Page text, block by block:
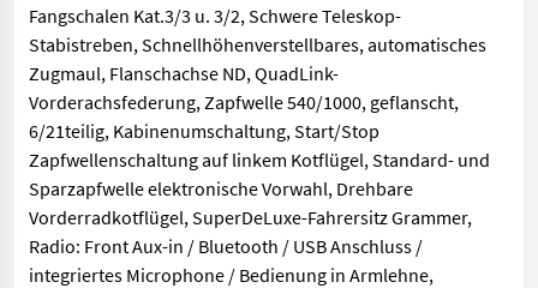
Fangschalen Kat.3/3 u. 3/2, Schwere Teleskop-
Stabistreben, Schnellhöhenverstellbares, automatisches
Zugmaul, Flanschachse ND, QuadLink-
Vorderachsfederung, Zapfwelle 540/1000, geflanscht,
6/21teilig, Kabinenumschaltung, Start/Stop
Zapfwellenschaltung auf linkem Kotflügel, Standard- und
Sparzapfwelle elektronische Vorwahl, Drehbare
Vorderradkotflügel, SuperDeLuxe-Fahrersitz Grammer,
Radio: Front Aux-in / Bluetooth / USB Anschluss /
integriertes Microphone / Bedienung in Armlehne,